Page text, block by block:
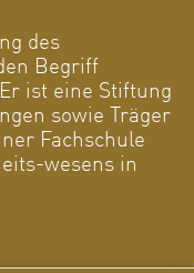
des
Begriff
ist eine Stiftung
sowie Träger
Fachschule
wesens in